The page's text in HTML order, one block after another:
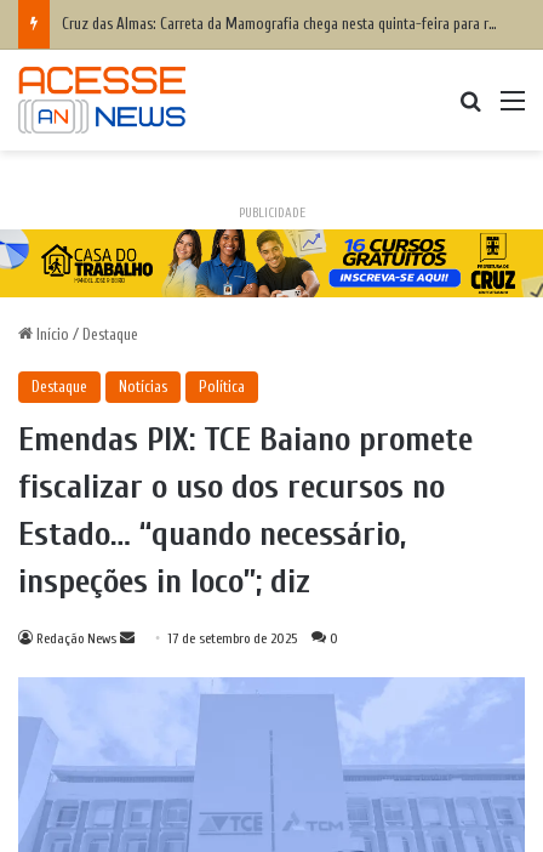
Cruz das Almas: Carreta da Mamografia chega nesta quinta-feira para realizar exames em mulheres de 50 a 74 anos
PUBLICIDADE
Início / Destaque
Destaque Notícias Política
Emendas PIX: TCE Baiano promete
fiscalizar o uso dos recursos no
Estado… “quando necessário,
inspeções in loco”; diz
Redação News
Mande17 de setembro de 2025 0